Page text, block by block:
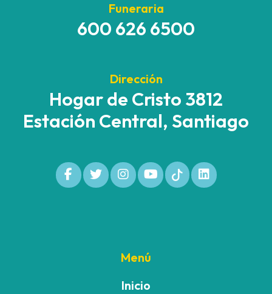
Funeraria
600 626 6500
Dirección
Hogar de Cristo 3812
Estación Central, Santiago
Menú
Inicio